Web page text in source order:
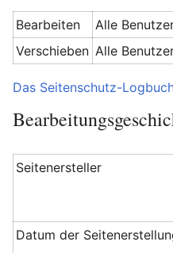
Bearbeiten
Alle
Verschieben Alle
Das Seitenschutz-
Seitenersteller
Datum der